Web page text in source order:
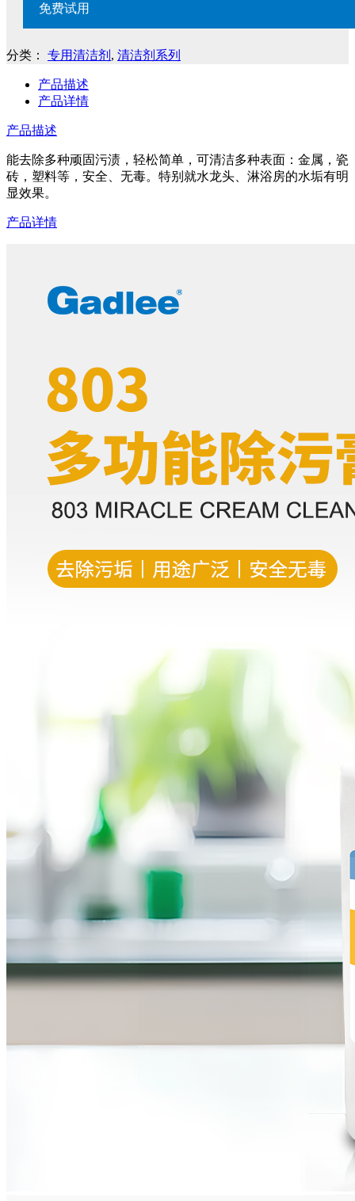
免费试用
分类： 专用清洁剂 , 清洁剂系列
产品描述
产品详情
产品描述
能去除多种顽固污渍，轻松简单，可清洁多种表面：金属，瓷
砖，塑料等，安全、无毒。特别就水龙头、淋浴房的水垢有明
显效果。
产品详情